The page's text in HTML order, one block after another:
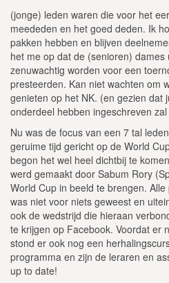
(jonge) leden waren die voor het
meededen en het goed deden. Ik
pakken hebben en blijven
het me op dat de (senioren)
zenuwachtig worden voor een
presteerden. Kan niet wachten om
genieten op het NK. (en gezien dat
onderdeel hebben ingeschreven
Nu was de focus van een 7 tal
geruime tijd gericht op de World
begon het wel heel dichtbij te
werd gemaakt door Sabum Rory
World Cup in beeld te brengen.
was niet voor niets geweest en
ook de wedstrijd die hieraan
te krijgen op Facebook. Voordat er
stond er ook nog een
programma en zijn de leraren en
up to date!